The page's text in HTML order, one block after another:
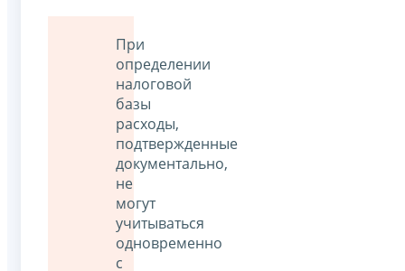
При
определении
налоговой
базы
расходы,
подтвержденные
документально,
не
могут
учитываться
одновременно
с